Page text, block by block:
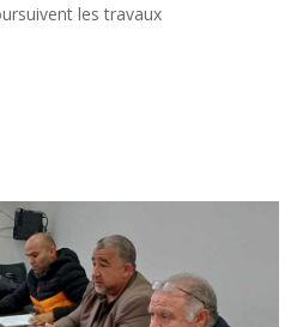
les travaux